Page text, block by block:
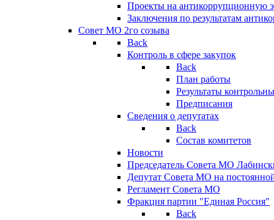
Проекты на антикоррупционную
Заключения по результатам
Совет МО 2го созыва
Back
Контроль в сфере закупок
Back
План работы
Результаты
Предписания
Сведения о депутатах
Back
Состав комитетов
Новости
Председатель Совета МО
Депутат Совета МО на
Регламент Совета МО
Фракция партии "Единая Россия"
Back